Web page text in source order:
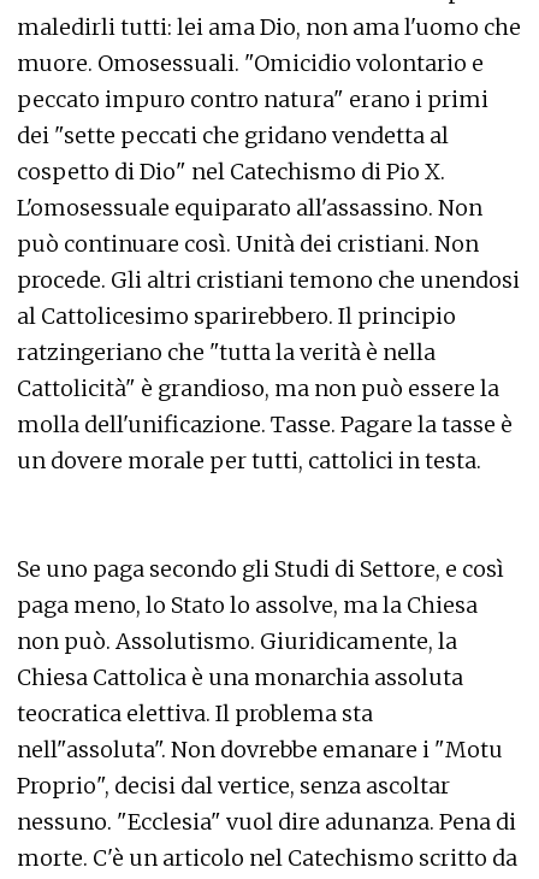
maledirli tutti: lei ama Dio, non ama l'uomo che
muore. Omosessuali. "Omicidio volontario e
peccato impuro contro natura" erano i primi
dei "sette peccati che gridano vendetta al
cospetto di Dio" nel Catechismo di Pio X.
L'omosessuale equiparato all'assassino. Non
può continuare così. Unità dei cristiani. Non
procede. Gli altri cristiani temono che unendosi
al Cattolicesimo sparirebbero. Il principio
ratzingeriano che "tutta la verità è nella
Cattolicità" è grandioso, ma non può essere la
molla dell'unificazione. Tasse. Pagare la tasse è
un dovere morale per tutti, cattolici in testa.
Se uno paga secondo gli Studi di Settore, e così
paga meno, lo Stato lo assolve, ma la Chiesa
non può. Assolutismo. Giuridicamente, la
Chiesa Cattolica è una monarchia assoluta
teocratica elettiva. Il problema sta
nell"assoluta". Non dovrebbe emanare i "Motu
Proprio", decisi dal vertice, senza ascoltar
nessuno. "Ecclesia" vuol dire adunanza. Pena di
morte. C'è un articolo nel Catechismo scritto da